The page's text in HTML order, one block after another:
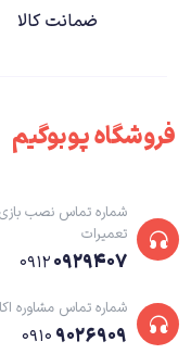
ضمانت کالا
فروشگاه پوبوگیم
شماره تماس نصب
تعمیرات
۰۹۱۲۰۹۲۹۴۰۷
شماره تماس مشاوره
۰۹۱۰ ۹۰۲۶۹۰۹